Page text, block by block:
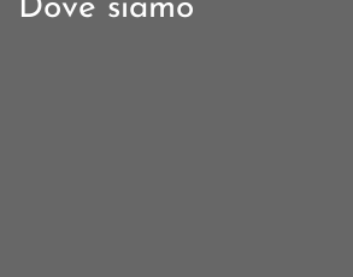
Dove siamo